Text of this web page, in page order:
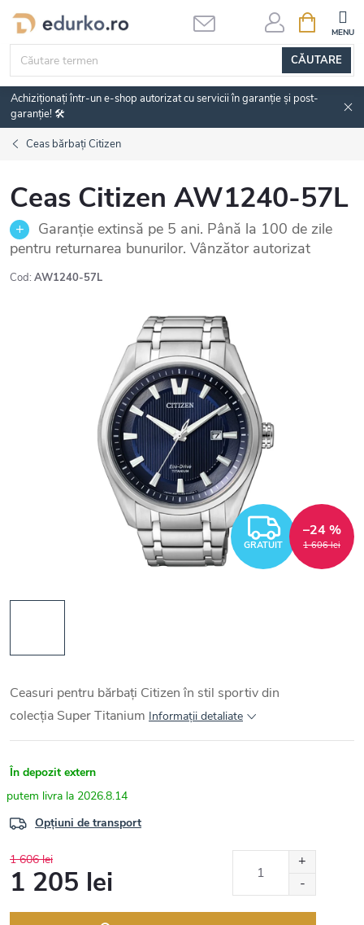
Treci
conținut
CĂUTARE
DE
Achiziționați într-un e-shop autorizat cu servicii în garanție și post-
garanție! 🛠️
Ceas bărbați Citizen
Ceas Citizen AW1240-57L
Garanție extinsă pe 5 ani. Până la 100 de zile
pentru returnarea bunurilor. Vânzător autorizat
Cod: AW1240-57L
GRATUIT 1 606 lei
–24 %
Ceasuri pentru bărbați Citizen în stil sportiv din
colecția Super Titanium Informaţii detaliate
În depozit extern
2026.8.14
Opțiuni de transport
1 606 lei
1 205 lei